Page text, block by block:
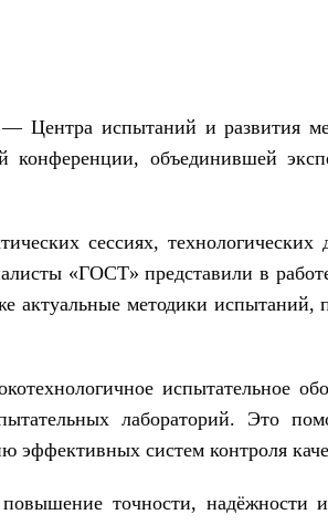
Центра испытаний и развития
объединившей
сессиях, технологических
«ГОСТ» представили в
методики испытаний,
испытательное
лабораторий. Это
эффективных систем контроля
точности, надёжности